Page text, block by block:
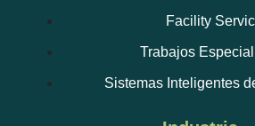
Facility
Trabajos
Sistemas Inteligentes